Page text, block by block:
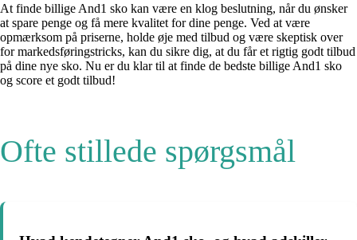
At finde billige And1 sko kan være en klog beslutning, når du ønsker
at spare penge og få mere kvalitet for dine penge. Ved at være
opmærksom på priserne, holde øje med tilbud og være skeptisk over
for markedsføringstricks, kan du sikre dig, at du får et rigtig godt tilbud
på dine nye sko. Nu er du klar til at finde de bedste billige And1 sko
og score et godt tilbud!
Ofte stillede spørgsmål